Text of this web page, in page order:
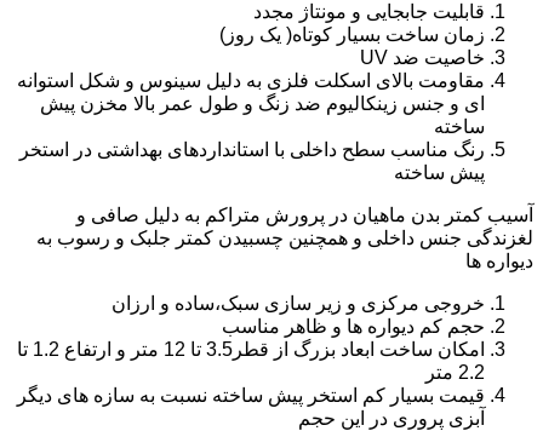
قابلیت جابجایی و مونتاژ مجدد
زمان ساخت بسیار کوتاه( یک روز)
خاصیت ضد UV
مقاومت بالای اسکلت فلزی به دلیل سینوس و شکل استوانه
ای و جنس زینکالیوم ضد زنگ و طول عمر بالا مخزن پیش
ساخته
رنگ مناسب سطح داخلی با استانداردهای بهداشتی در استخر
پیش ساخته
آسیب کمتر بدن ماهیان در پرورش متراکم به دلیل صافی و
لغزندگی جنس داخلی و همچنین چسبیدن کمتر جلبک و رسوب به
دیواره ها
خروجی مرکزی و زیر سازی سبک،ساده و ارزان
حجم کم دیواره ها و ظاهر مناسب
امکان ساخت ابعاد بزرگ از قطر3.5 تا 12 متر و ارتفاع 1.2 تا
2.2 متر
قیمت بسیار کم استخر پیش ساخته نسبت به سازه های دیگر
آبزی پروری در این حجم